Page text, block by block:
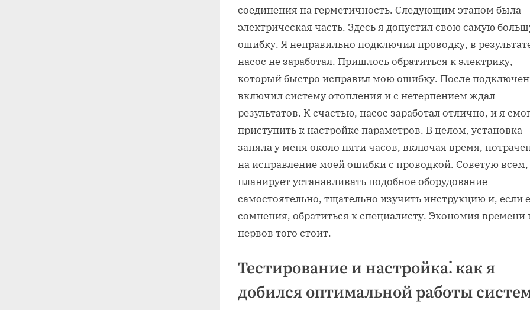
соединения на герметичность. Следующим этапом была
электрическая часть. Здесь я допустил свою самую
ошибку. Я неправильно подключил проводку, в
насос не заработал. Пришлось обратиться к электрику,
который быстро исправил мою ошибку. После
включил систему отопления и с нетерпением ждал
результатов. К счастью, насос заработал отлично, и я
приступить к настройке параметров. В целом, установка
заняла у меня около пяти часов, включая время,
на исправление моей ошибки с проводкой. Советую всем,
планирует устанавливать подобное оборудование
самостоятельно, тщательно изучить инструкцию и, если
сомнения, обратиться к специалисту. Экономия времени
нервов того стоит.
Тестирование и настройка⁚ как я
добился оптимальной работы